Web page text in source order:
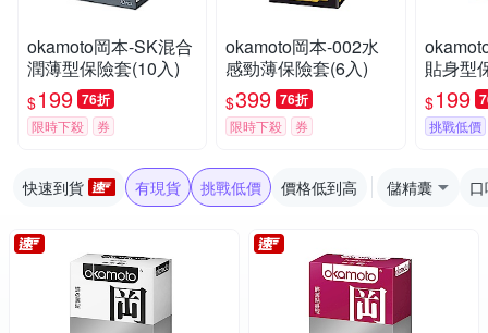
okamoto岡本-SK混合
潤薄型保險套(10入)
$199 76折
限時下殺 券
okamoto岡本-002水
感勁薄保險套(6入)
$399 76折
限時下殺 券
貼身型
$199
挑戰低價
快速到貨 有現貨 挑戰低價 價格低到高 儲精囊